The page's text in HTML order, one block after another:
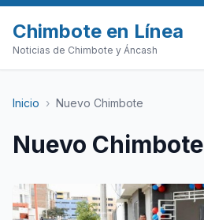
Chimbote en Línea
Noticias de Chimbote y Áncash
Inicio › Nuevo Chimbote
Nuevo Chimbote